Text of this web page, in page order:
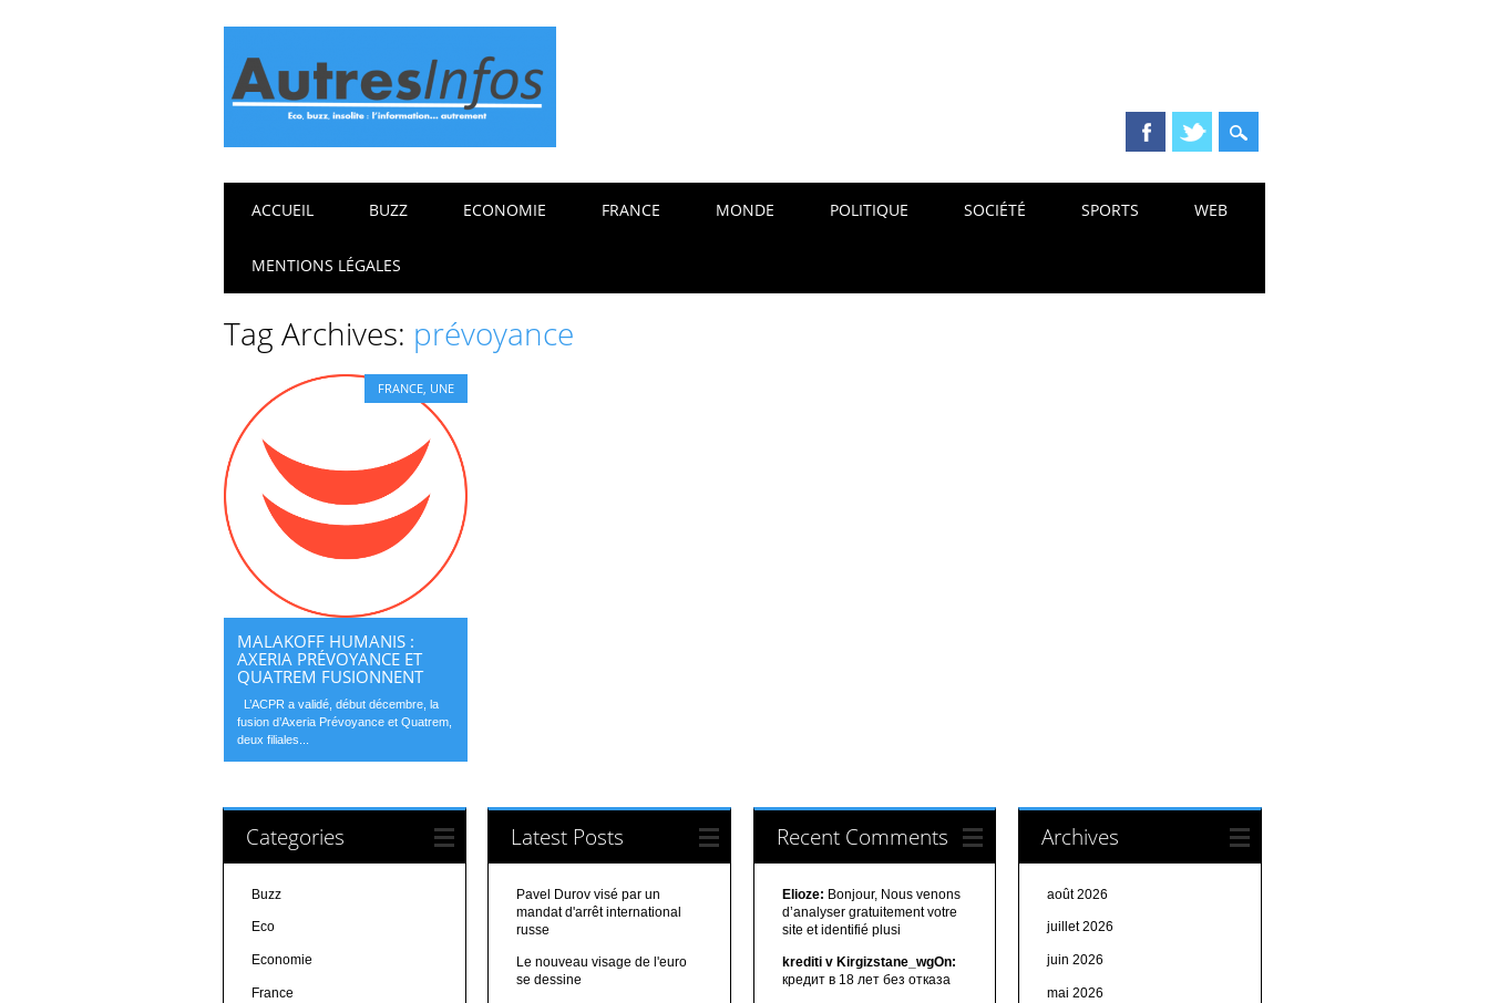
Main menu
ACCUEIL BUZZ ECONOMIE FRANCE MONDE POLITIQUE SOCIÉTÉ SPORTS WEB
MENTIONS LÉGALES
Tag Archives: prévoyance
FRANCE, UNE
MALAKOFF HUMANIS :
AXERIA PRÉVOYANCE ET
QUATREM FUSIONNENT
L’ACPR a validé, début décembre, la
fusion d’Axeria Prévoyance et Quatrem,
deux filiales...
Categories
Buzz
Eco
Economie
France
Latest Posts
Pavel Durov visé par un
mandat d'arrêt international
russe
Le nouveau visage de l'euro
se dessine
Recent Comments
Elioze: Bonjour, Nous venons
d’analyser gratuitement votre
site et identifié plusi
krediti v Kirgizstane_wgOn:
кредит в 18 лет без отказа
Archives
août 2026
juillet 2026
juin 2026
mai 2026